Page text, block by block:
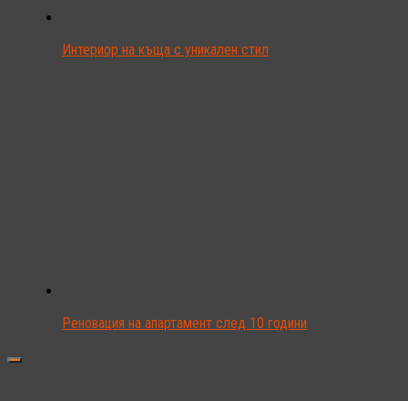
Интериор на къща с уникален стил
Реновация на апартамент след 10 години